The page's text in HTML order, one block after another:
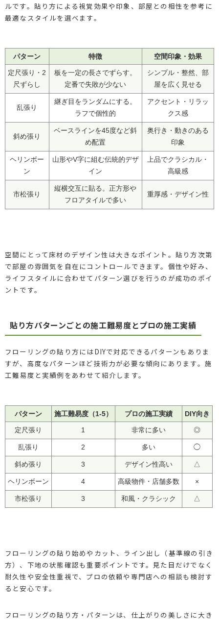
ルです。貼り方による視覚効果や印象、部屋との相性を参考に
最適なスタイルを選べます。
パターン 特徴 空間印象・効果
定尺張り・2
尺ずらし
板を一定の長さでずらす。
定番で失敗が少ない
シンプル・整然、部
屋を広く見せる
乱張り
継ぎ目をランダムにする。
ラフで個性的
アクセント・リラッ
クス感
斜め張り
ベースラインを45度など斜
め配置
奥行き・動きのある
印象
ヘリンボー
ン
山形やV字に組む伝統的デザ
イン
上品でクラシカル・
高級感
市松張り
縦横交互に貼る。正方形や
フロアタイルで多い
重厚感・デザイン性
空間にとって床材のデザイン性は大きなポイント。貼り方次第
で部屋の雰囲気を自在にコントロールできます。個性や好み、
ライフスタイルに合わせてパターン選びを行うのが成功のポイ
ントです。
貼り方パターンごとの施工難易度とプロの施工実績
フローリングの貼り方にはDIYで対応できるパターンもありま
すが、高度なパターンほど技術力が必要な傾向にあります。施
工難易度と実績例をあわせて紹介します。
パターン 施工難易度（1-5） プロの施工実績 DIY向き
定尺張り 1 非常に多い ◎
乱張り 2 多い ◯
斜め張り 3 デザイン性高い △
ヘリンボーン 4 高級物件・店舗多数 ×
市松張り 3 和風・クラシック △
フローリングの貼り始めやカット、ライン出し（基準線の引き
方）、下地の状態確認も重要ポイントです。見た目だけでなく
耐久性や安全性重視で、プロの依頼や専門店への相談も検討す
ると安心です。
フローリングの貼り方・パターンは、仕上がりの美しさに大き